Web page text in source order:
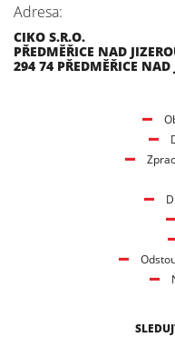
Adresa:
CIKO S.R.O.
PŘEDMĚŘICE NAD
294 74 PŘEDMĚŘICE NAD